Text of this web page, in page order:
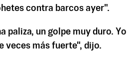
contra barcos ayer".
paliza, un golpe muy duro. Yo
veces más fuerte", dijo.